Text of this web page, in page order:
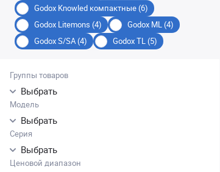
Godox Knowled компактные (6)
Godox Litemons (4)
Godox ML (4)
Godox S/SA (4)
Godox TL (5)
Группы товаров
Выбрать
Модель
Выбрать
Серия
Выбрать
Ценовой диапазон